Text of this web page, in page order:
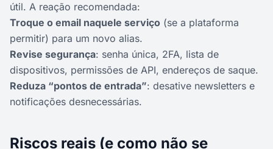
útil. A reação recomendada:
Troque o email naquele serviço (se a plataforma
permitir) para um novo alias.
Revise segurança: senha única, 2FA, lista de
dispositivos, permissões de API, endereços de saque.
Reduza “pontos de entrada”: desative newsletters e
notificações desnecessárias.
Riscos reais (e como não se